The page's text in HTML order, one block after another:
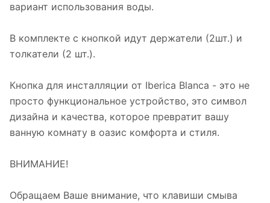
вариант использования воды.
В комплекте с кнопкой идут держатели (2шт.) и
толкатели (2 шт.).
Кнопка для инсталляции от Iberica Blanca - это не
просто функциональное устройство, это символ
дизайна и качества, которое превратит вашу
ванную комнату в оазис комфорта и стиля.
ВНИМАНИЕ!
Обращаем Ваше внимание, что клавиши смыва